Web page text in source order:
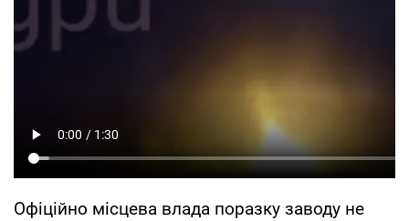
Офіційно місцева влада поразку заводу не